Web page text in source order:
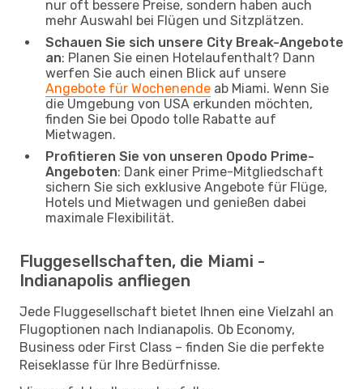
nur oft bessere Preise, sondern haben auch
mehr Auswahl bei Flügen und Sitzplätzen.
Schauen Sie sich unsere City Break-Angebote
an: Planen Sie einen Hotelaufenthalt? Dann
werfen Sie auch einen Blick auf unsere
Angebote für Wochenende ab Miami. Wenn Sie
die Umgebung von USA erkunden möchten,
finden Sie bei Opodo tolle Rabatte auf
Mietwagen.
Profitieren Sie von unseren Opodo Prime-
Angeboten: Dank einer Prime-Mitgliedschaft
sichern Sie sich exklusive Angebote für Flüge,
Hotels und Mietwagen und genießen dabei
maximale Flexibilität.
Fluggesellschaften, die Miami -
Indianapolis anfliegen
Jede Fluggesellschaft bietet Ihnen eine Vielzahl an
Flugoptionen nach Indianapolis. Ob Economy,
Business oder First Class – finden Sie die perfekte
Reiseklasse für Ihre Bedürfnisse.